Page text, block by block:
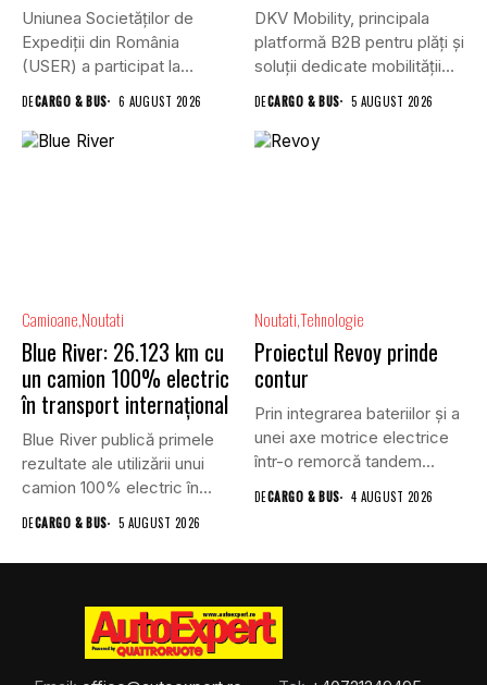
Uniunea Societăților de
Expediții din România
(USER) a participat la
DECARGO & BUS 6 AUGUST 2026
DKV Mobility, principala
platformă B2B pentru plăți și
soluții dedicate mobilității
DECARGO & BUS 5 AUGUST 2026
Camioane Noutati
Blue River: 26.123 km cu
un camion 100% electric
în transport internațional
Blue River publică primele
rezultate ale utilizării unui
camion 100% electric în...
DECARGO & BUS 5 AUGUST 2026
NoutatiTehnologie
Proiectul Revoy prinde
contur
Prin integrarea bateriilor și a
unei axe motrice electrice
într-o remorcă tandem...
DECARGO & BUS 4 AUGUST 2026